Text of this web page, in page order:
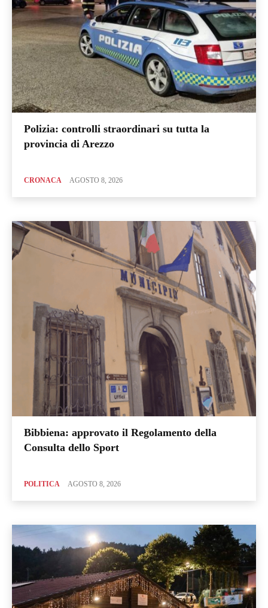
Polizia: controlli straordinari su tutta la
provincia di Arezzo
CRONACA AGOSTO 8, 2026
Bibbiena: approvato il Regolamento della
Consulta dello Sport
POLITICA AGOSTO 8, 2026